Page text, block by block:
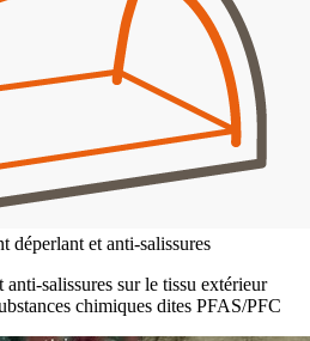
et anti-salissures
anti-salissures sur le tissu extérieur
chimiques dites PFAS/PFC